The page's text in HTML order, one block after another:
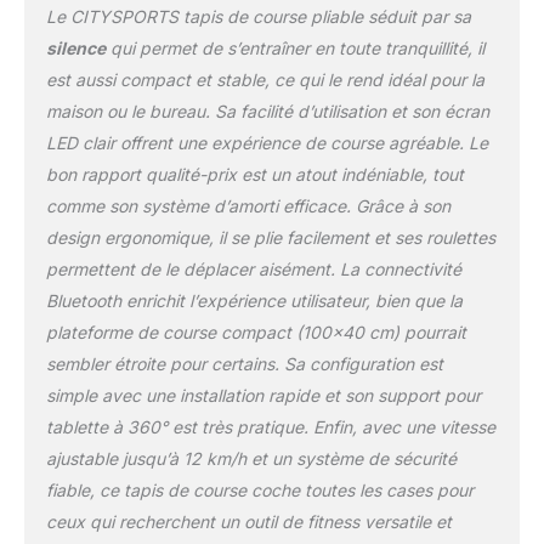
d'entraînement. Grâce à
l'affichage LED du tapis
de course et à
l'application mobile, vous
pouvez lire visuellement
votre temps
d'entraînement, votre
vitesse, votre distance et
l'entraînement. Le tapis
de marche sous la table
dispose d'un bouton de
raccourci 3-6-9KM qui
commencer votre
entraînement
immédiatement.
【Silencieux &
antidérapant】. Le tapis
de course portable est
Le CITYSPORTS tapis de course pliable séduit par sa
silencequi permet de s’entraîner en toute tranquillité, il
est aussi compact et stable, ce qui le rend idéal pour la
maison ou le bureau. Sa facilité d’utilisation et son écran
LED clair offrent une expérience de course agréable. Le
bon rapport qualité-prix est un atout indéniable, tout
comme son système d’amorti efficace. Grâce à son
design ergonomique, il se plie facilement et ses roulettes
permettent de le déplacer aisément. La connectivité
Bluetooth enrichit l’expérience utilisateur, bien que la
plateforme de course compact (100×40 cm) pourrait
sembler étroite pour certains. Sa configuration est
simple avec une installation rapide et son support pour
tablette à 360° est très pratique. Enfin, avec une vitesse
ajustable jusqu’à 12 km/h et un système de sécurité
fiable, ce tapis de course coche toutes les cases pour
ceux qui recherchent un outil de fitness versatile et